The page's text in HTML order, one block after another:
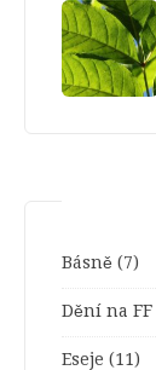
Básně (7)
Dění na FF
Eseje (11)